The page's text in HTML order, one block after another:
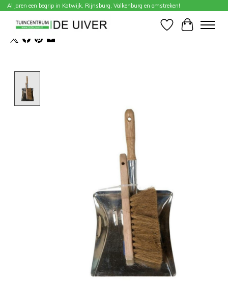
Al jaren een begrip in Katwijk, Rijnsburg, Valkenburg en omstreken!
Verlanglijst
Home / Stoffer en blik